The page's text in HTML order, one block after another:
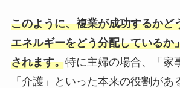
このように、複業が成功するかど
エネルギーをどう分配しているか
されます。特に主婦の場合、「家
「介護」といった本来の役割があ